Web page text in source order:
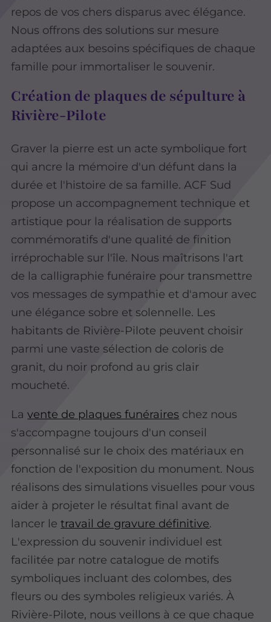
repos de vos chers disparus avec élégance.
Nous offrons des solutions sur mesure
adaptées aux besoins spécifiques de chaque
famille pour immortaliser le souvenir.
Création de plaques de sépulture à
Rivière-Pilote
Graver la pierre est un acte symbolique fort
qui ancre la mémoire d'un défunt dans la
durée et l'histoire de sa famille. ACF Sud
propose un accompagnement technique et
artistique pour la réalisation de supports
commémoratifs d'une qualité de finition
irréprochable sur l'île. Nous maîtrisons l'art
de la calligraphie funéraire pour transmettre
vos messages de sympathie et d'amour avec
une élégance sobre et solennelle. Les
habitants de Rivière-Pilote peuvent choisir
parmi une vaste sélection de coloris de
granit, du noir profond au gris clair
moucheté.
Lavente de plaques funéraires chez nous
s'accompagne toujours d'un conseil
personnalisé sur le choix des matériaux en
fonction de l'exposition du monument. Nous
réalisons des simulations visuelles pour vous
aider à projeter le résultat final avant de
lancer letravail de gravure définitive.
L'expression du souvenir individuel est
facilitée par notre catalogue de motifs
symboliques incluant des colombes, des
fleurs ou des symboles religieux variés. À
Rivière-Pilote, nous veillons à ce que chaque